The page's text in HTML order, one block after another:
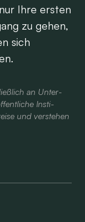
Ihre ersten
zu gehen,
sich
an Unter­
Insti­
und verstehen